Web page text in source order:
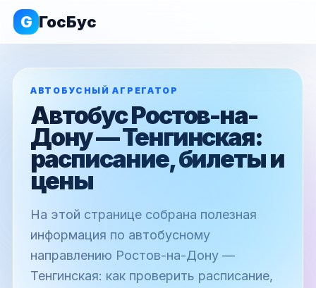
G ГосБус
АВТОБУСНЫЙ АГРЕГАТОР
Автобус Ростов-на-
Дону — Тенгинская:
расписание, билеты и
цены
На этой странице собрана полезная
информация по автобусному
направлению Ростов-на-Дону —
Тенгинская: как проверить расписание,